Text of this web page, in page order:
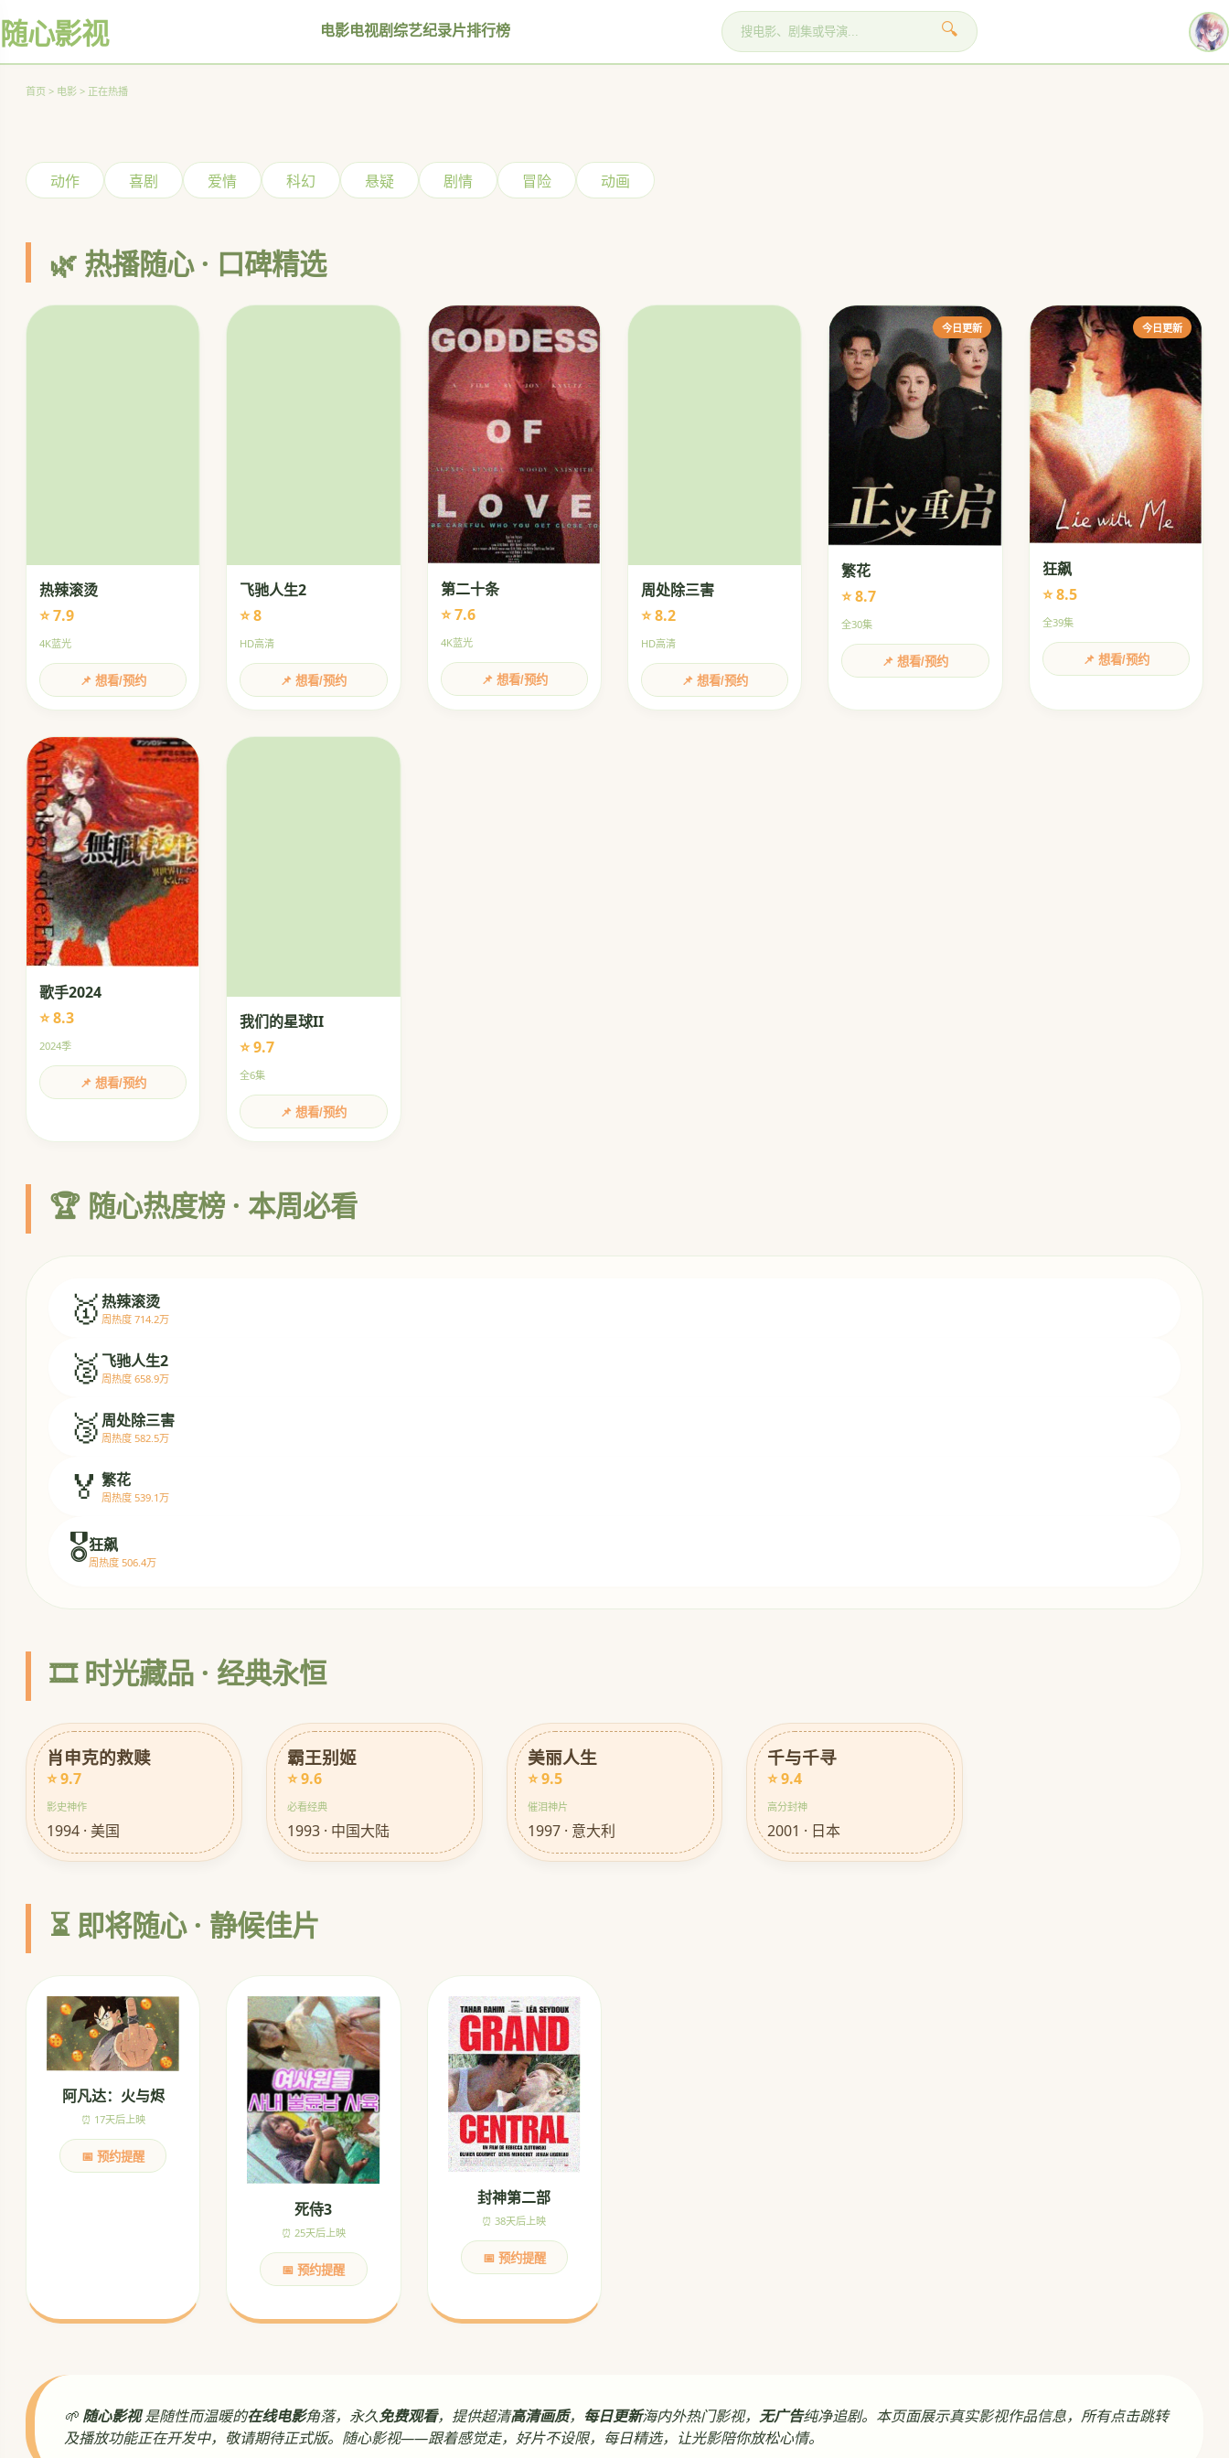
随心影视 电影电视剧综艺纪录片排行榜 🔍
首页 > 电影 > 正在热播
热血赛车，再战巅峰
动作 喜剧 爱情 科幻 悬疑 剧情 冒险 动画
🌿 热播随心 · 口碑精选
热辣滚烫
⭐ 7.9
4K蓝光
📌 想看/预约
飞驰人生2
⭐ 8
HD高清
📌 想看/预约
第二十条
⭐ 7.6
4K蓝光
📌 想看/预约
周处除三害
⭐ 8.2
HD高清
📌 想看/预约
今日更新
繁花
⭐ 8.7
全30集
📌 想看/预约
今日更新
狂飙
⭐ 8.5
全39集
📌 想看/预约
歌手2024
⭐ 8.3
2024季
📌 想看/预约
我们的星球II
⭐ 9.7
全6集
📌 想看/预约
🏆 随心热度榜 · 本周必看
🥇热辣滚烫
周热度 714.2万
🥈 飞驰人生2
周热度 658.9万
🥉周处除三害
周热度 582.5万
🏅 繁花
周热度 539.1万
🎖️狂飙
周热度 506.4万
🎞️ 时光藏品 · 经典永恒
肖申克的救赎
⭐ 9.7
影史神作
1994 · 美国
霸王别姬
⭐ 9.6
必看经典
1993 · 中国大陆
美丽人生
⭐ 9.5
催泪神片
1997 · 意大利
千与千寻
⭐ 9.4
高分封神
2001 · 日本
⏳ 即将随心 · 静候佳片
阿凡达：火与烬
⏰ 17天后上映
📅 预约提醒
死侍3
⏰ 25天后上映
📅 预约提醒
封神第二部
⏰ 38天后上映
📅 预约提醒
🌱随心影视是随性而温暖的在线电影角落，永久免费观看，提供超清高清画质， 每日更新海内外热门影视， 无广告纯净追剧。本页面展示真实影视作品信息，所有点击跳转
及播放功能正在开发中，敬请期待正式版。随心影视——跟着感觉走，好片不设限，每日精选，让光影陪你放松心情。